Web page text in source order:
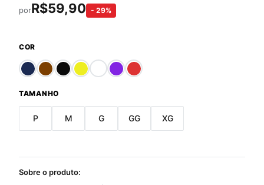
porR$59,90 - 29%
COR
TAMANHO
P M G GG XG
Sobre o produto: